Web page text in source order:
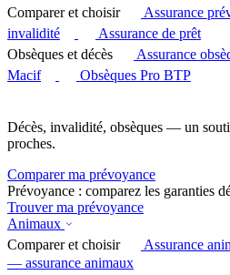
Comparer et choisir
Assurance
invalidité
Assurance de prêt
Obsèques et décès
Assurance
Macif
Obsèques Pro BTP
Décès, invalidité, obsèques — un
proches.
Comparer ma prévoyance
Prévoyance : comparez les garanties
Trouver ma prévoyance
Animaux
Comparer et choisir
Assurance
— assurance animaux